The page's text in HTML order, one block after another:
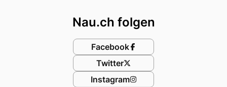
Nau.ch folgen
Facebook
Twitter
Instagram